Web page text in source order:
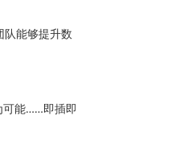
队能够提升数
可能……即插即